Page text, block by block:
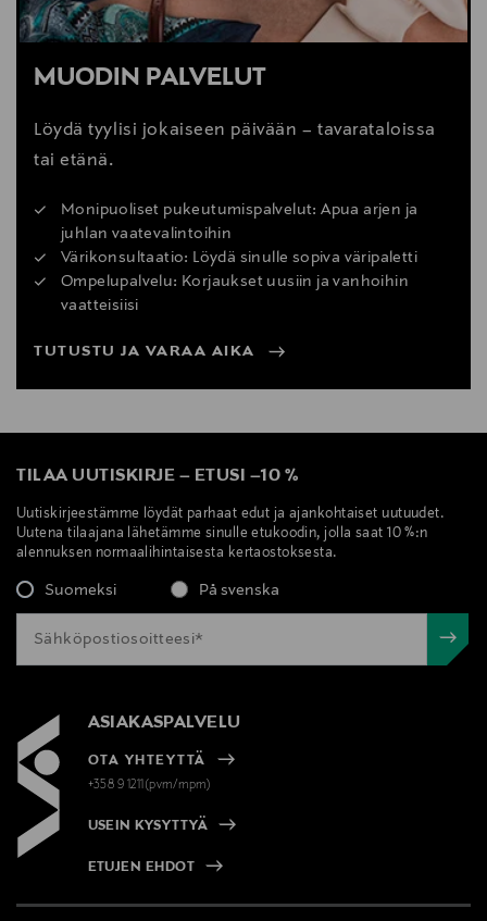
MUODIN PALVELUT
Löydä tyylisi jokaiseen päivään – tavarataloissa
tai etänä.
Monipuoliset pukeutumispalvelut: Apua arjen ja
juhlan vaatevalintoihin
Värikonsultaatio: Löydä sinulle sopiva väripaletti
Ompelupalvelu: Korjaukset uusiin ja vanhoihin
vaatteisiisi
TUTUSTU JA VARAA AIKA
TILAA UUTISKIRJE – ETUSI –10 %
Uutiskirjeestämme löydät parhaat edut ja ajankohtaiset uutuudet.
Uutena tilaajana lähetämme sinulle etukoodin, jolla saat 10 %:n
alennuksen normaalihintaisesta kertaostoksesta.
Suomeksi På svenska
ASIAKASPALVELU
OTA YHTEYTTÄ
+358 9 1211(pvm/mpm)
USEIN KYSYTTYÄ
ETUJEN EHDOT